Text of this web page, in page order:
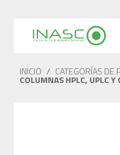
INICIO / CATEGORÍAS DE
COLUMNAS HPLC, UPLC Y